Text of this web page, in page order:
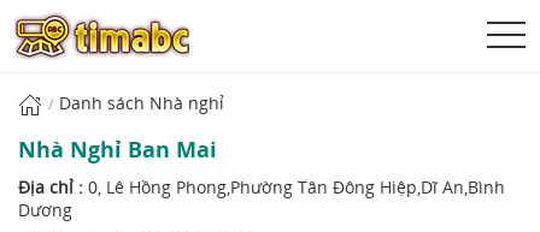
Danh sách Nhà nghỉ
Nhà Nghỉ Ban Mai
Địa chỉ : 0, Lê Hồng Phong,Phường Tân Đông Hiệp,Dĩ An,Bình
Dương